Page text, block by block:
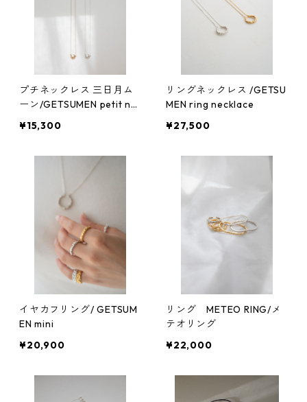
プチネックレス 三日月ム
ーン/GETSUMEN petit ne
¥15,300
リングネックレス /GETSU
MEN ring necklace
¥27,500
イヤカフリング/ GETSUM
EN mini
¥20,900
リング METEO RING/メ
テオリング
¥22,000